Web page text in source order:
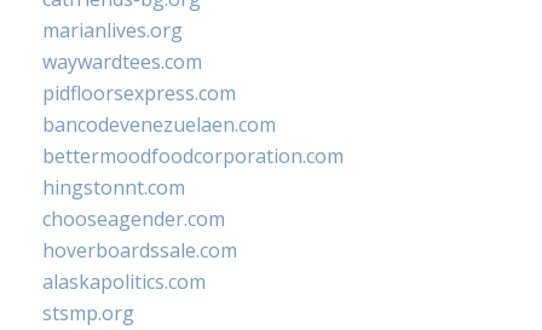
marianlives.org
waywardtees.com
pidfloorsexpress.com
bancodevenezuelaen.com
bettermoodfoodcorporation.com
hingstonnt.com
chooseagender.com
hoverboardssale.com
alaskapolitics.com
stsmp.org